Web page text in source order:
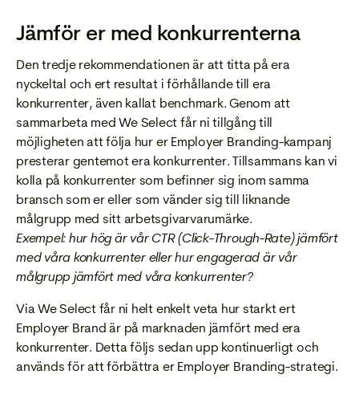
Jämför er med konkurrenterna
Den tredje rekommendationen är att titta på era
nyckeltal och ert resultat i förhållande till era
konkurrenter, även kallat benchmark. Genom att
sammarbeta med We Select får ni tillgång till
möjligheten att följa hur er Employer Branding-kampanj
presterar gentemot era konkurrenter. Tillsammans kan vi
kolla på konkurrenter som befinner sig inom samma
bransch som er eller som vänder sig till liknande
målgrupp med sitt arbetsgivarvarumärke.
Exempel: hur hög är vår CTR (Click-Through-Rate) jämfört
med våra konkurrenter eller hur engagerad är vår
målgrupp jämfört med våra konkurrenter?
Via We Select får ni helt enkelt veta hur starkt ert
Employer Brand är på marknaden jämfört med era
konkurrenter. Detta följs sedan upp kontinuerligt och
används för att förbättra er Employer Branding-strategi.